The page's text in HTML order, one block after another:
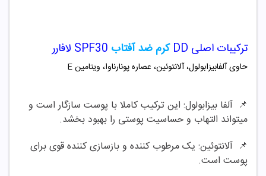
ترکیبات اصلی DD کرم ضد آفتاب
حاوی آلفابیزابولول، آلانتوئین، عصاره پونارناوا، ویتامین E
📌 آلفا بیزابولول: این ترکیب کاملا با پوست سازگار است و
میتواند التهاب و حساسیت پوستی را بهبود بخشد.
📌 آلانتوئین: یک مرطوب کننده و بازسازی کننده قوی برای
پوست است.